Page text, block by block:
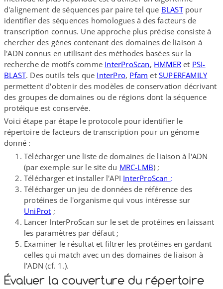
d'alignement de séquences par paire tel que BLASTpour
identifier des séquences homologues à des facteurs de
transcription connus. Une approche plus précise consiste à
chercher des gènes contenant des domaines de liaison à
l'ADN connus en utilisant des méthodes basées sur la
recherche de motifs comme InterProScan, HMMER et PSI-​
BLAST. Des outils tels que InterPro, Pfam etSUPERFAMILY
permettent d'obtenir des modèles de conservation décrivant
des groupes de domaines ou de régions dont la séquence
protéique est conservée.
Voici étape par étape le protocole pour identifier le
répertoire de facteurs de transcription pour un génome
donné :
Télécharger une liste de domaines de liaison à l'ADN
(par exemple sur le site du MRC-​LMB) ;
Télécharger et installer l'API InterProScan ;
Télécharger un jeu de données de référence des
protéines de l'organisme qui vous intéresse sur
UniProt ;
Lancer InterProScan sur le set de protéines en laissant
les paramètres par défaut ;
Examiner le résultat et filtrer les protéines en gardant
celles qui match avec un des domaines de liaison à
l'ADN (cf. 1.).
Évaluer la couverture du répertoire